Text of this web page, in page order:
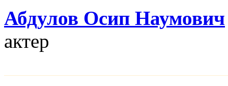
Абдулов Осип Наумович
актер